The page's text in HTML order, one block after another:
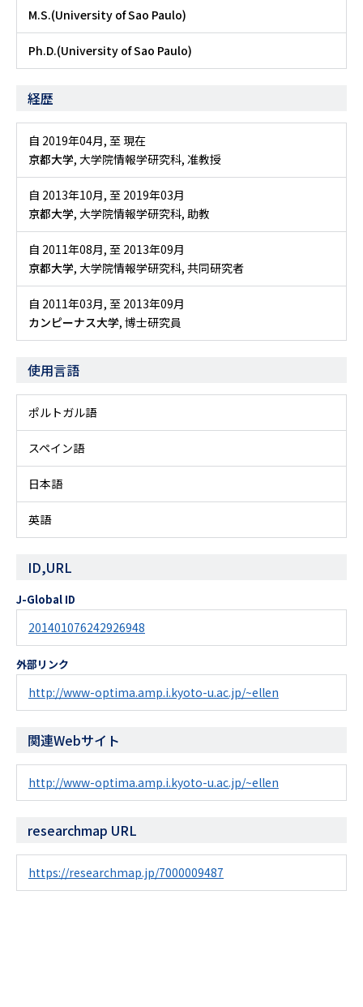
M.S.(University of Sao Paulo)
Ph.D.(University of Sao Paulo)
経歴
自 2019年04月, 至 現在
京都大学, 大学院情報学研究科, 准教授
自 2013年10月, 至 2019年03月
京都大学, 大学院情報学研究科, 助教
自 2011年08月, 至 2013年09月
京都大学, 大学院情報学研究科, 共同研究者
自 2011年03月, 至 2013年09月
カンピーナス大学, 博士研究員
使用言語
ポルトガル語
スペイン語
日本語
英語
ID,URL
J-Global ID
201401076242926948
外部リンク
http://www-optima.amp.i.kyoto-u.ac.jp/~ellen
関連Webサイト
http://www-optima.amp.i.kyoto-u.ac.jp/~ellen
researchmap URL
https://researchmap.jp/7000009487